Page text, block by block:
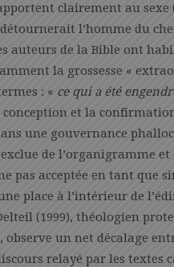
clairement au sexe
l’homme du
auteurs de la Bible ont
la grossesse «
: « ce qui a été
conception et la
une gouvernance
de l’organigramme
pas acceptée en tant que
place à l’intérieur de
(1999), théologien
un net décalage
relayé par les